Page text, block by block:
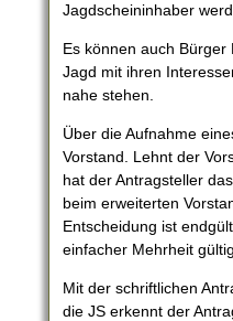
Jagdscheininhaber
Es können auch
Jagd mit ihren
nahe stehen.
Über die Aufnahme
Vorstand. Lehnt der
hat der Antragsteller
beim erweiterten
Entscheidung ist
einfacher Mehrheit gültig.
Mit der schriftlichen
die JS erkennt der